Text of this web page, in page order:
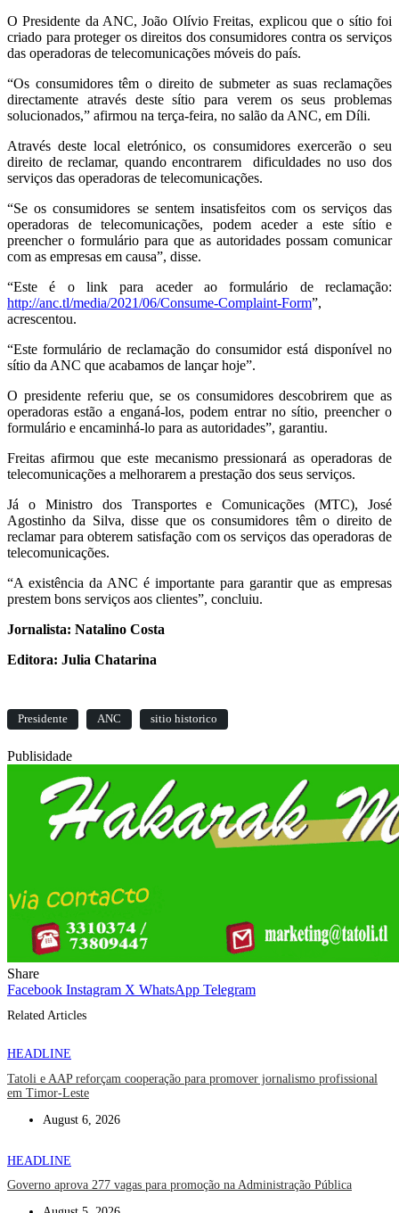
O Presidente da ANC, João Olívio Freitas, explicou que o sítio foi
criado para proteger os direitos dos consumidores contra os serviços
das operadoras de telecomunicações móveis do país.
“Os consumidores têm o direito de submeter as suas reclamações
directamente através deste sítio para verem os seus problemas
solucionados,” afirmou na terça-feira, no salão da ANC, em Díli.
Através deste local eletrónico, os consumidores exercerão o seu
direito de reclamar, quando encontrarem dificuldades no uso dos
serviços das operadoras de telecomunicações.
“Se os consumidores se sentem insatisfeitos com os serviços das
operadoras de telecomunicações, podem aceder a este sítio e
preencher o formulário para que as autoridades possam comunicar
com as empresas em causa”, disse.
“Este é o link para aceder ao formulário de reclamação:
http://anc.tl/media/2021/06/Consume-Complaint-Form”,
acrescentou.
“Este formulário de reclamação do consumidor está disponível no
sítio da ANC que acabamos de lançar hoje”.
O presidente referiu que, se os consumidores descobrirem que as
operadoras estão a enganá-los, podem entrar no sítio, preencher o
formulário e encaminhá-lo para as autoridades”, garantiu.
Freitas afirmou que este mecanismo pressionará as operadoras de
telecomunicações a melhorarem a prestação dos seus serviços.
Já o Ministro dos Transportes e Comunicações (MTC), José
Agostinho da Silva, disse que os consumidores têm o direito de
reclamar para obterem satisfação com os serviços das operadoras de
telecomunicações.
“A existência da ANC é importante para garantir que as empresas
prestem bons serviços aos clientes”, concluiu.
Jornalista: Natalino Costa
Editora: Julia Chatarina
Presidente ANC sitio historico
Publisidade
Share
Facebook Instagram X WhatsApp Telegram
Related Articles
HEADLINE
Tatoli e AAP reforçam cooperação para promover jornalismo profissional
em Timor-Leste
August 6, 2026
HEADLINE
Governo aprova 277 vagas para promoção na Administração Pública